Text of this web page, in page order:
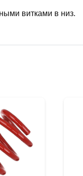
витками в низ.